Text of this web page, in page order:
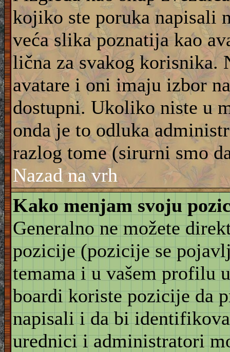
kojiko ste poruka napisali
veća slika poznatija kao
lična za svakog korisnika.
avatare i oni imaju izbor
dostupni. Ukoliko niste u
onda je to odluka
razlog tome (sirurni smo
Nazad na vrh
Kako menjam svoju
Generalno ne možete
pozicije (pozicije se
temama i u vašem profilu
boardi koriste pozicije da
napisali i da bi
urednici i administratori